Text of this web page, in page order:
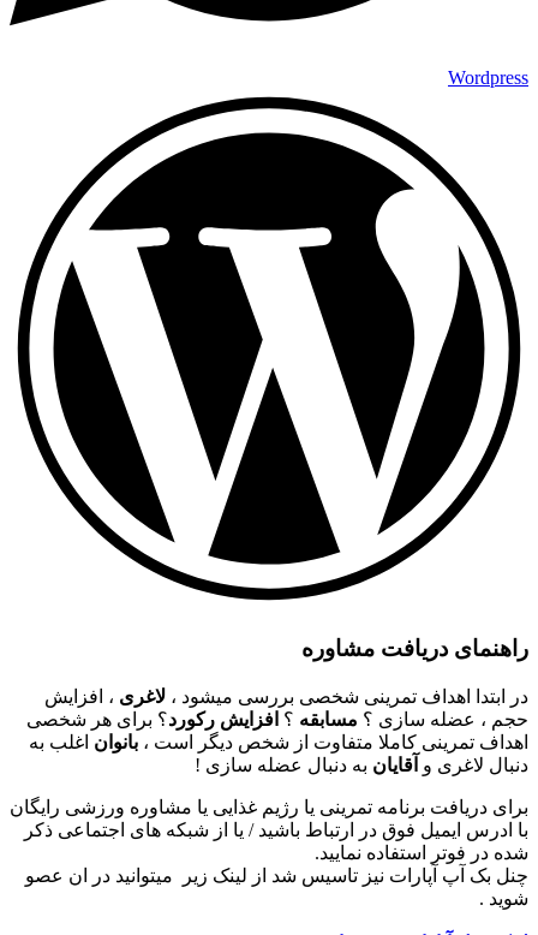
Wordpress
راهنمای دریافت مشاوره
در ابتدا اهداف تمرینی شخصی بررسی میشود ، لاغری ، افزایش
حجم ، عضله سازی ؟ مسابقه ؟ افزایش رکورد؟ برای هر شخصی
اهداف تمرینی کاملا متفاوت از شخص دیگر است ، بانوان اغلب به
دنبال لاغری و آقایان به دنبال عضله سازی !
برای دریافت برنامه تمرینی یا رژیم غذایی یا مشاوره ورزشی رایگان
با ادرس ایمیل فوق در ارتباط باشید / یا از شبکه های اجتماعی ذکر
شده در فوتر استفاده نمایید.
چنل بک آپ آپارات نیز تاسیس شد از لینک زیر میتوانید در ان عصو
شوید .